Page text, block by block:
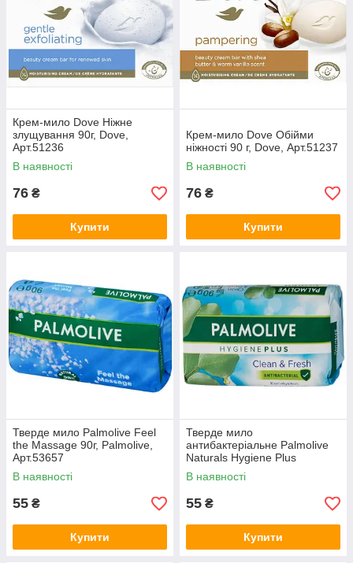
Крем-мило Dove Ніжне
злущування 90г, Dove,
Арт.51236
В наявності
76 ₴
Купити
Крем-мило Dove Обійми
ніжності 90 г, Dove, Арт.51237
В наявності
76 ₴
Купити
Тверде мило Palmolive Feel
the Massage 90г, Palmolive,
Арт.53657
В наявності
55 ₴
Купити
Тверде мило
антибактеріальне Palmolive
Naturals Hygiene Plus
Евкаліпт 90г, Palmolive,
Арт.53659
В наявності
55 ₴
Купити